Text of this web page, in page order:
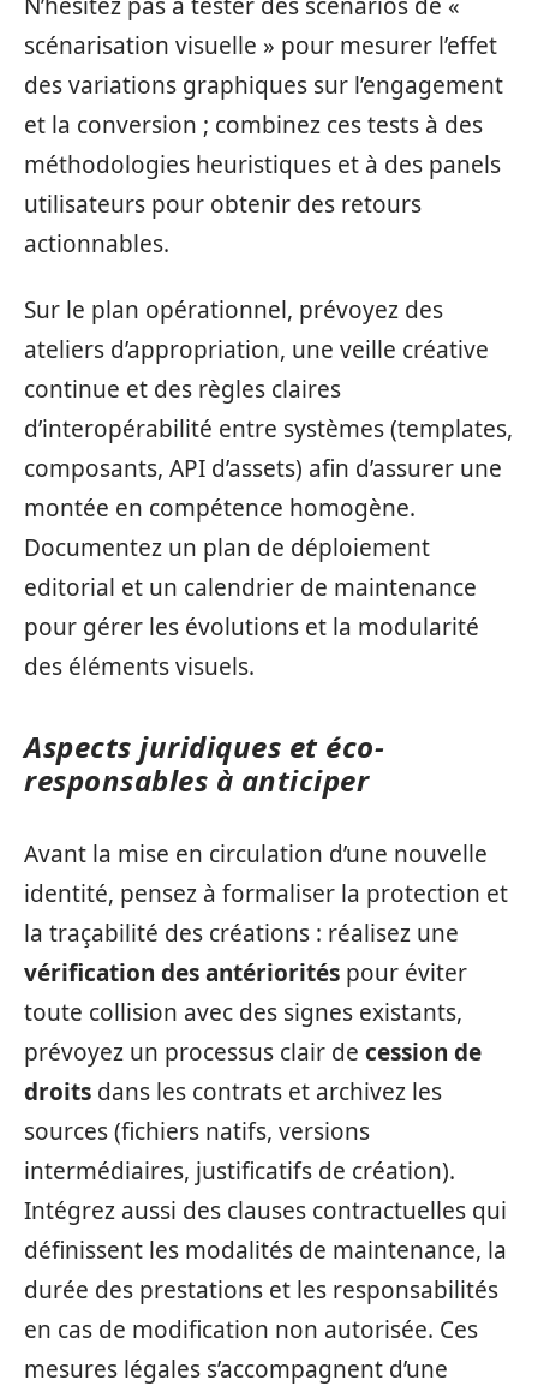
scénarisation visuelle » pour mesurer l’effet
des variations graphiques sur l’engagement
et la conversion ; combinez ces tests à des
méthodologies heuristiques et à des panels
utilisateurs pour obtenir des retours
actionnables.
Sur le plan opérationnel, prévoyez des
ateliers d’appropriation, une veille créative
continue et des règles claires
d’interopérabilité entre systèmes (templates,
composants, API d’assets) afin d’assurer une
montée en compétence homogène.
Documentez un plan de déploiement
editorial et un calendrier de maintenance
pour gérer les évolutions et la modularité
des éléments visuels.
Aspects juridiques et éco-
responsables à anticiper
Avant la mise en circulation d’une nouvelle
identité, pensez à formaliser la protection et
la traçabilité des créations : réalisez une
vérification des antériorités pour éviter
toute collision avec des signes existants,
prévoyez un processus clair de cession de
droits dans les contrats et archivez les
sources (fichiers natifs, versions
intermédiaires, justificatifs de création).
Intégrez aussi des clauses contractuelles qui
définissent les modalités de maintenance, la
durée des prestations et les responsabilités
en cas de modification non autorisée. Ces
mesures légales s’accompagnent d’une